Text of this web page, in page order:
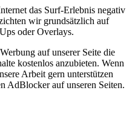
das Surf-Erlebnis negativ
wir grundsätzlich auf
oder Overlays.
auf unserer Seite die
kostenlos anzubieten. Wenn
Arbeit gern unterstützen
AdBlocker auf unseren Seiten.